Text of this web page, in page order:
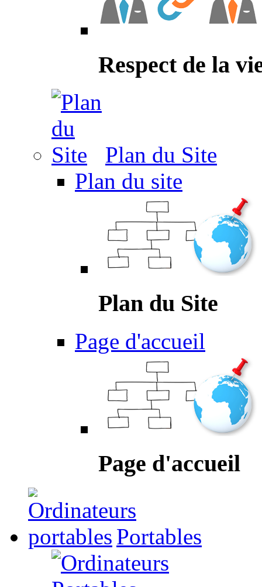
Respect de la
Plan du Site
Plan du site
Plan du Site
Page d'accueil
Page d'accueil
Portables